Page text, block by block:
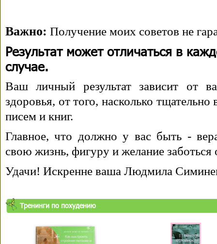
Важно: Получение моих советов не
Результат может отличаться в
случае.
Ваш личный результат зависит от
здоровья, от того, насколько
писем и книг.
Главное, что должно у вас быть -
свою жизнь, фигуру и желание заботься
Удачи! Искренне ваша Людмила
Тренинги по похудению